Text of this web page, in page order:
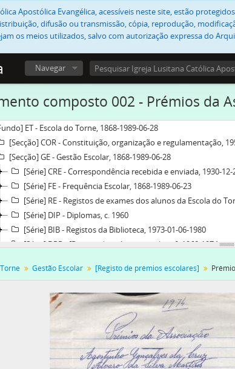
Apostólica Evangélica, acessíveis neste site, estão
difusão ou transmissão, cópia, reprodução,
os meios utilizados, salvo com autorização expressa do
Navegar
composto 002 - Prémios da
ET - Escola do Torne, 1868-1989-06-28
[Secção] COR - Constituição, organização e regulamentação,
[Secção] GE - Gestão Escolar, 1868-1989-06-28
[Série] CRE - Correspondência recebida e enviada, 1930-12-
[Série] FE - Frequência Escolar, 1868-1989-06-23
[Série] RE - Registos de exames dos alunos da Escola do
[Série] DIP - Diplomas, c. 1960
[Série] BIB - Registos da Biblioteca, 1973-01-06-1980
[Série] DPR - [Registo de prémios escolares], 1968-1974
[Documento composto] 002 - Prémios da Associação,
[Série] PCT - [Programas e cartazes da Escola do Torne],
[Série] RQM - [Registo de quermesses da Escola do Torne],
[Série] AP - [Autorizações para passeios da Escola do
[Série] DE - Discursos escolares, 1947-1953-12-31
[Série] RE - Relatórios de estágios, 1972-01-10-1973-03-01
Gestão Escolar [Registo de prémios escolares]